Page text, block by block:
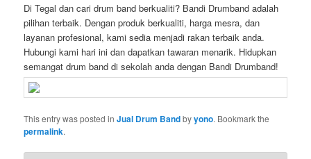
Di Tegal dan cari drum band berkualiti? Bandi Drumband adalah
pilihan terbaik. Dengan produk berkualiti, harga mesra, dan
layanan profesional, kami sedia menjadi rakan terbaik anda.
Hubungi kami hari ini dan dapatkan tawaran menarik. Hidupkan
semangat drum band di sekolah anda dengan Bandi Drumband!
This entry was posted inJual Drum Bandbyyono. Bookmark the
permalink.